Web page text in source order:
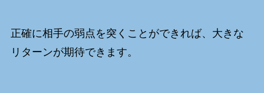
正確に相手の弱点を突くことができれば、大きな
リターンが期待できます。